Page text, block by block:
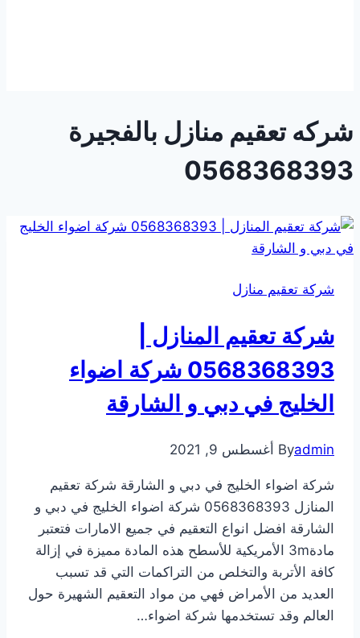
شركه تعقيم منازل بالفجيرة
0568368393
شركة تعقيم منازل
شركة تعقيم المنازل |
0568368393 شركة اضواء
الخليج في دبي و الشارقة
Byadmin أغسطس 9, 2021
شركة اضواء الخليج في دبي و الشارقة شركة تعقيم
المنازل 0568368393 شركة اضواء الخليج في دبي و
الشارقة افضل انواع التعقيم في جميع الامارات فتعتبر
مادة3m الأمريكية للأسطح هذه المادة مميزة في إزالة
كافة الأتربة والتخلص من التراكمات التي قد تسبب
العديد من الأمراض فهي من مواد التعقيم الشهيرة حول
العالم وقد تستخدمها شركة اضواء…